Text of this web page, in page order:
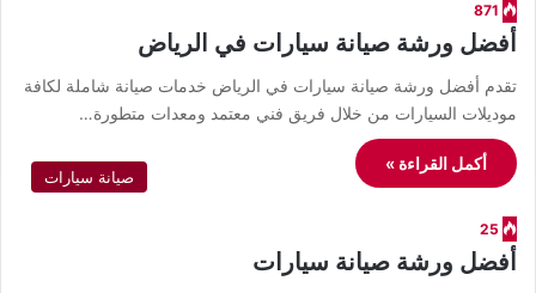
871
أفضل ورشة صيانة سيارات في الرياض
تقدم أفضل ورشة صيانة سيارات في الرياض خدمات صيانة شاملة لكافة
موديلات السيارات من خلال فريق فني معتمد ومعدات متطورة…
أكمل القراءة »
صيانة سيارات
25
أفضل ورشة صيانة سيارات